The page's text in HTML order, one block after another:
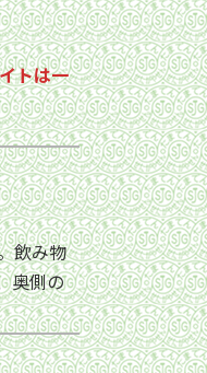
トは一
飲み物
奥側の